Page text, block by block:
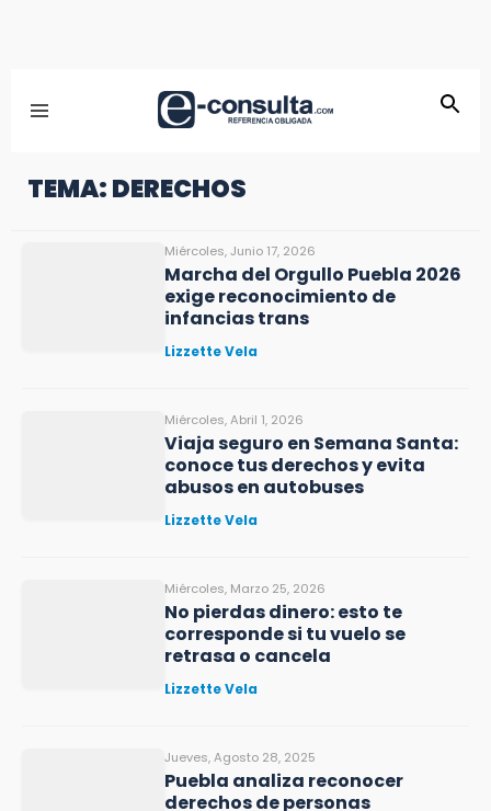
TEMA: DERECHOS
Miércoles, Junio 17, 2026
Marcha del Orgullo Puebla 2026
exige reconocimiento de
infancias trans
Lizzette Vela
Miércoles, Abril 1, 2026
Viaja seguro en Semana Santa:
conoce tus derechos y evita
abusos en autobuses
Lizzette Vela
Miércoles, Marzo 25, 2026
No pierdas dinero: esto te
corresponde si tu vuelo se
retrasa o cancela
Lizzette Vela
Jueves, Agosto 28, 2025
Puebla analiza reconocer
derechos de personas